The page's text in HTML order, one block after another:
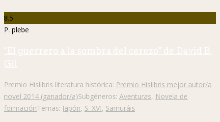
8.5
P. plebe
"El guerrero a la sombra del cerezo" de David B.
Gil
Premio Hislibris literatura histórica: Premio Hislibris mejor autor/a
novel 2014 (ganador/a)Subgéneros: Aventuras, Novela de
formaciónTemas: Japón, S. XVI, Samuráis